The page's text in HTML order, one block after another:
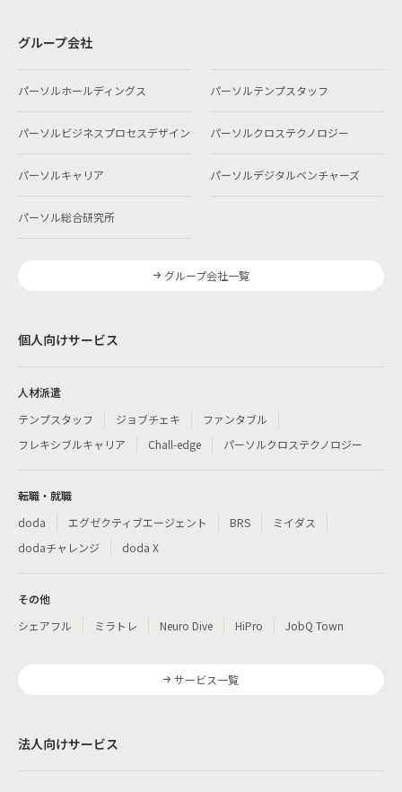
グループ会社
パーソルホールディングス パーソルテンプスタッフ
パーソルビジネスプロセスデザイン パーソルクロステクノロジー
パーソルキャリア パーソルデジタルベンチャーズ
パーソル総合研究所
グループ会社一覧
個人向けサービス
人材派遣
テンプスタッフ
ジョブチェキ
ファンタブル
フレキシブルキャリア
Chall-edge パーソルクロステクノロジー
転職・就職
doda
エグゼクティブエージェント BRS
ミイダス
dodaチャレンジ
doda X
その他
シェアフル
ミラトレ Neuro Dive HiPro JobQ Town
サービス一覧
法人向けサービス